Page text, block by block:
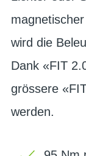
wird die
Dank «FIT
grössere
werden.